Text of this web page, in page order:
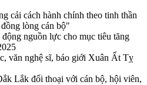
cải cách hành chính theo tinh thần
lòng cán bộ"
nguồn lực cho mục tiêu tăng
văn nghệ sĩ, báo giới Xuân Ất Tỵ
Lắk đối thoại với cán bộ, hội viên,